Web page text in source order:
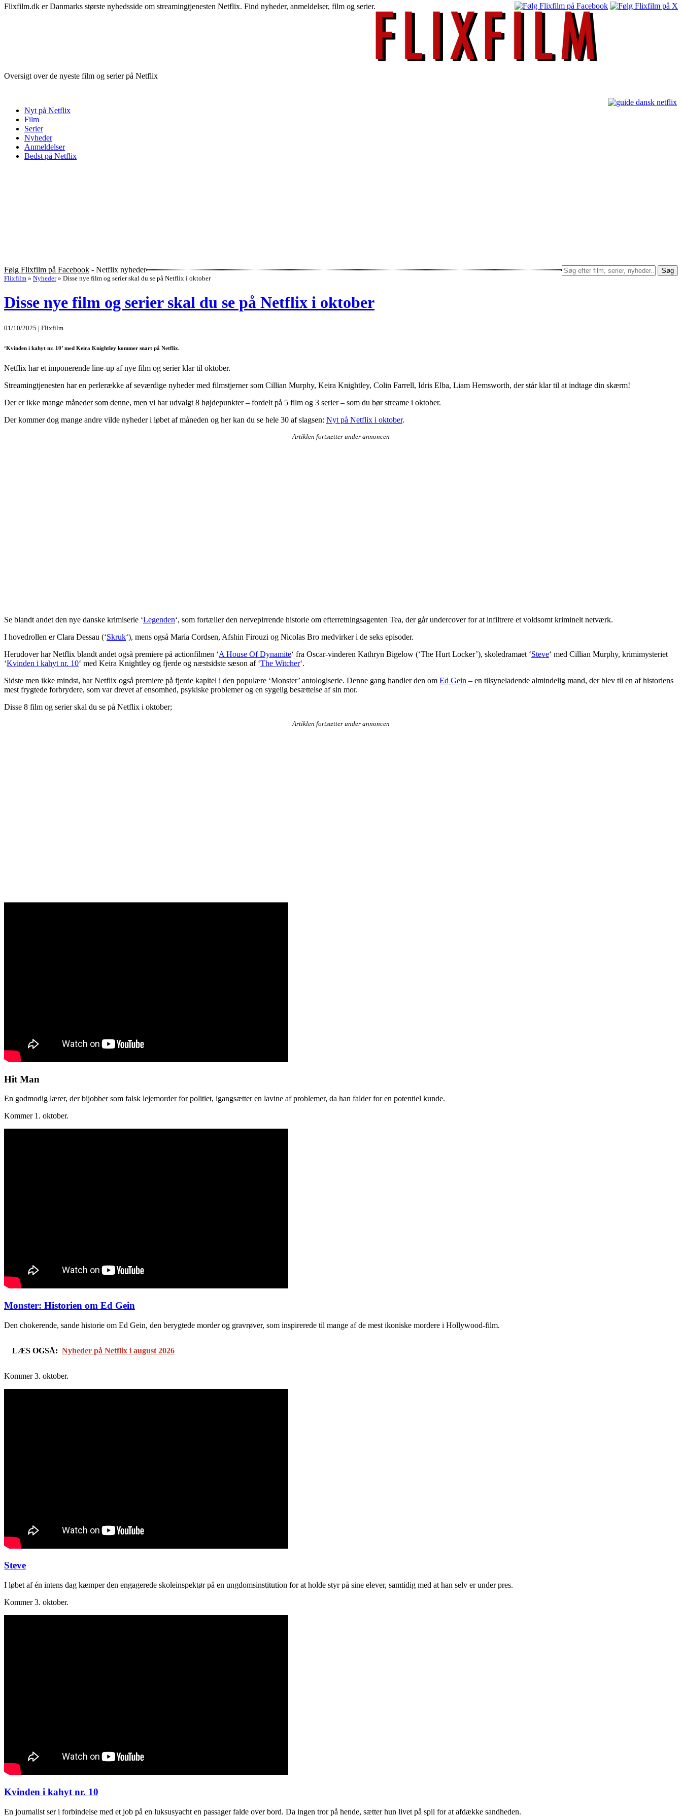
Flixfilm.dk er Danmarks største nyhedsside om streamingtjenesten Netflix. Find nyheder, anmeldelser, film og serier.
Oversigt over de nyeste film og serier på Netflix
Nyt på Netflix
Film
Serier
Nyheder
Anmeldelser
Bedst på Netflix
Følg Flixfilm på Facebook - Netflix nyheder
Søg
Flixfilm » Nyheder » Disse nye film og serier skal du se på Netflix i oktober
Disse nye film og serier skal du se på Netflix i oktober
01/10/2025 | Flixfilm
‘Kvinden i kahyt nr. 10’ med Keira Knightley kommer snart på Netflix.
Netflix har et imponerende line-up af nye film og serier klar til oktober.
Streamingtjenesten har en perlerække af seværdige nyheder med filmstjerner som Cillian Murphy, Keira Knightley, Colin Farrell, Idris Elba, Liam Hemsworth, der står klar til at indtage din skærm!
Der er ikke mange måneder som denne, men vi har udvalgt 8 højdepunkter – fordelt på 5 film og 3 serier – som du bør streame i oktober.
Der kommer dog mange andre vilde nyheder i løbet af måneden og her kan du se hele 30 af slagsen: Nyt på Netflix i oktober.
Artiklen fortsætter under annoncen
Se blandt andet den nye danske krimiserie ‘Legenden‘, som fortæller den nervepirrende historie om efterretningsagenten Tea, der går undercover for at infiltrere et voldsomt kriminelt netværk.
I hovedrollen er Clara Dessau (‘Skruk‘), mens også Maria Cordsen, Afshin Firouzi og Nicolas Bro medvirker i de seks episoder.
Herudover har Netflix blandt andet også premiere på actionfilmen ‘A House Of Dynamite‘ fra Oscar-vinderen Kathryn Bigelow (‘The Hurt Locker’), skoledramaet ‘Steve‘ med Cillian Murphy, krimimysteriet
‘Kvinden i kahyt nr. 10‘ med Keira Knightley og fjerde og næstsidste sæson af ‘The Witcher‘.
Sidste men ikke mindst, har Netflix også premiere på fjerde kapitel i den populære ‘Monster’ antologiserie. Denne gang handler den om Ed Gein – en tilsyneladende almindelig mand, der blev til en af historiens
mest frygtede forbrydere, som var drevet af ensomhed, psykiske problemer og en sygelig besættelse af sin mor.
Disse 8 film og serier skal du se på Netflix i oktober;
Artiklen fortsætter under annoncen
Hit Man
En godmodig lærer, der bijobber som falsk lejemorder for politiet, igangsætter en lavine af problemer, da han falder for en potentiel kunde.
Kommer 1. oktober.
Monster: Historien om Ed Gein
Den chokerende, sande historie om Ed Gein, den berygtede morder og gravrøver, som inspirerede til mange af de mest ikoniske mordere i Hollywood-film.
LÆS OGSÅ: Nyheder på Netflix i august 2026
Kommer 3. oktober.
Steve
I løbet af én intens dag kæmper den engagerede skoleinspektør på en ungdomsinstitution for at holde styr på sine elever, samtidig med at han selv er under pres.
Kommer 3. oktober.
Kvinden i kahyt nr. 10
En journalist ser i forbindelse med et job på en luksusyacht en passager falde over bord. Da ingen tror på hende, sætter hun livet på spil for at afdække sandheden.